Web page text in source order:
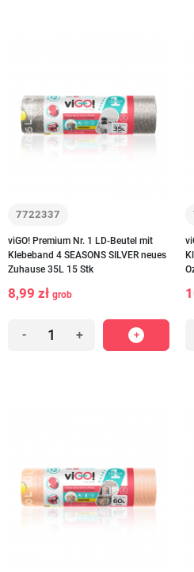
7722337
viGO! Premium Nr. 1 LD-Beutel mit
Klebeband 4 SEASONS SILVER neues
Zuhause 35L 15 Stk
8,99 zł grob
- +